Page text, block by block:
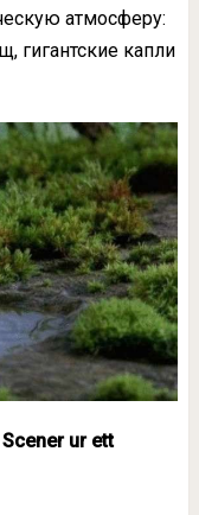
атмосферу:
гигантские капли
ur ett